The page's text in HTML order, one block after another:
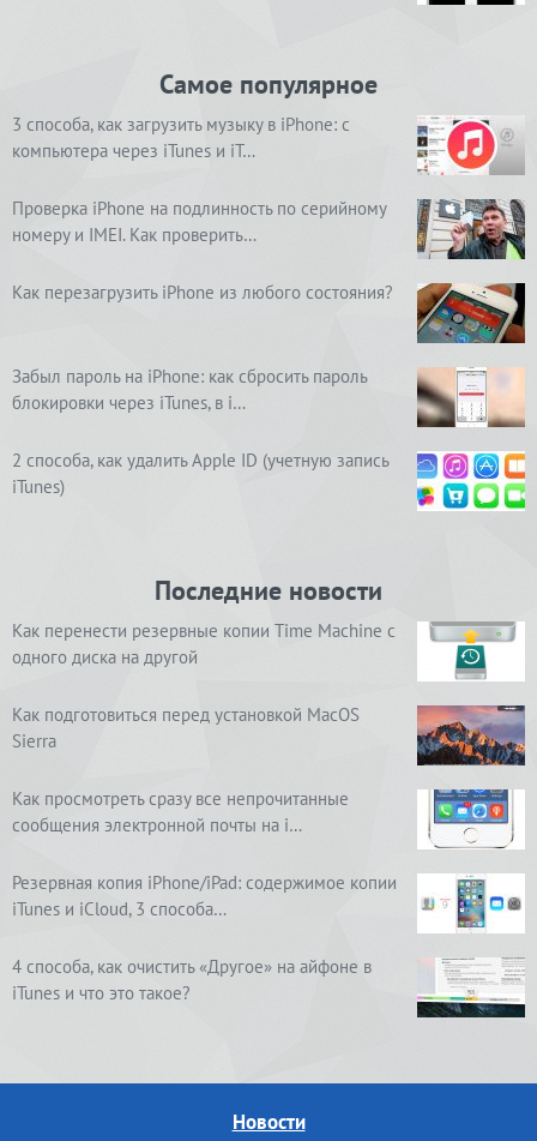
Самое популярное
3 способа, как загрузить музыку в iPhone: с
компьютера через iTunes и iT…
Проверка iPhone на подлинность по серийному
номеру и IMEI. Как проверить…
Как перезагрузить iPhone из любого состояния?
Забыл пароль на iPhone: как сбросить пароль
блокировки через iTunes, в i…
2 способа, как удалить Apple ID (учетную запись
iTunes)
Последние новости
Как перенести резервные копии Time Machine с
одного диска на другой
Как подготовиться перед установкой MacOS
Sierra
Как просмотреть сразу все непрочитанные
сообщения электронной почты на i…
Резервная копия iPhone/iPad: содержимое копии
iTunes и iCloud, 3 способа…
4 способа, как очистить «Другое» на айфоне в
iTunes и что это такое?
Новости